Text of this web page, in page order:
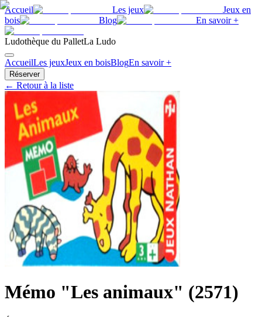
Accueil Les jeux
Jeux en
bois
Blog En savoir +
Ludothèque du PalletLa Ludo
AccueilLes jeuxJeux en boisBlogEn savoir +
Réserver
← Retour à la liste
Mémo "Les animaux" (2571)